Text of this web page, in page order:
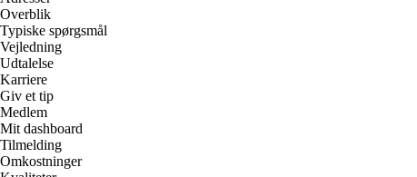
Overblik
Typiske spørgsmål
Vejledning
Udtalelse
Karriere
Giv et tip
Medlem
Mit dashboard
Tilmelding
Omkostninger